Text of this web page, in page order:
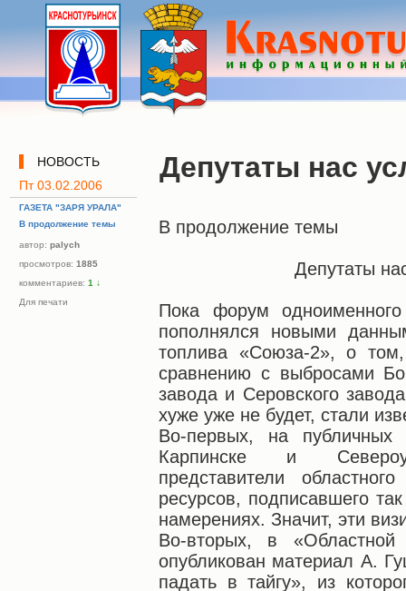
НОВОСТЬ
Пт 03.02.2006
ГАЗЕТА "ЗАРЯ УРАЛА"
В продолжение темы
автор: palych
просмотров: 1885
комментариев: 1 ↓
Для печати
Депутаты нас
В продолжение темы
Депутаты
Пока форум
пополнялся новыми
топлива «Союза-2», о
сравнению с выбросами
завода и Серовского
хуже уже не будет, стали
Во-первых, на публичных
Карпинске и
представители
ресурсов, подписавшего
намерениях. Значит, эти
Во-вторых, в «Областной
опубликован материал А.
падать в тайгу», из